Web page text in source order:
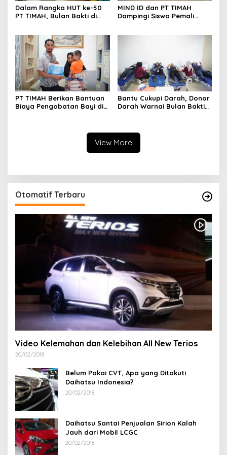
Dalam Rangka HUT ke-50
PT TIMAH, Bulan Bakti di
Layanan Kesehatan Gratis
MIND ID dan PT TIMAH
Dampingi Siswa Pemali
PT TIMAH Berikan Bantuan
Biaya Pengobatan Bayi di
Bantu Cukupi Darah, Donor
Darah Warnai Bulan Bakti
View More
Otomatif Terbaru
Video Kelemahan dan Kelebihan All New Terios
20/02/2018
Belum Pakai CVT, Apa yang Ditakuti
Daihatsu Indonesia?
20/02/2018
Daihatsu Santai Penjualan Sirion Kalah
Jauh dari Mobil LCGC
20/02/2018